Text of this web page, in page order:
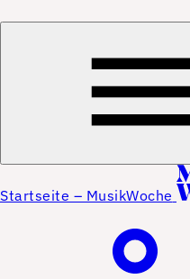
Startseite – MusikWoche